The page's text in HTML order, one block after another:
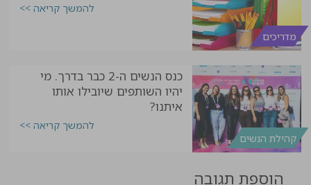
מדריכים
להמשך קריאה >>
קהילת הנשים
כנס הנשים ה-2 כבר בדרך. מי
יהיו השותפים שיובילו אותו
איתנו?
להמשך קריאה >>
הוספת תגובה